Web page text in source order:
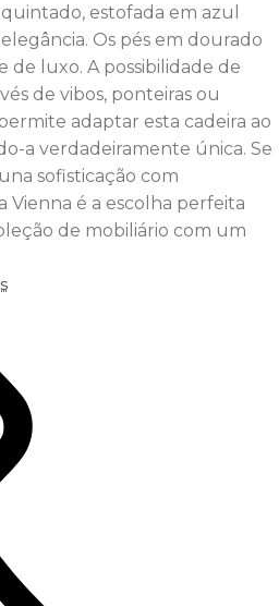
estofada em azul
Os pés em dourado
luxo. A possibilidade de
de vibos, ponteiras ou
adaptar esta cadeira ao
a verdadeiramente única. Se
sofisticação com
Vienna é a escolha perfeita
de mobiliário com um